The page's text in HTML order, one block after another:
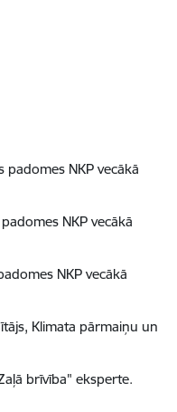
padomes NKP vecākā
NKP vecākā
NKP vecākā
Klimata pārmaiņu un
brīvība" eksperte.